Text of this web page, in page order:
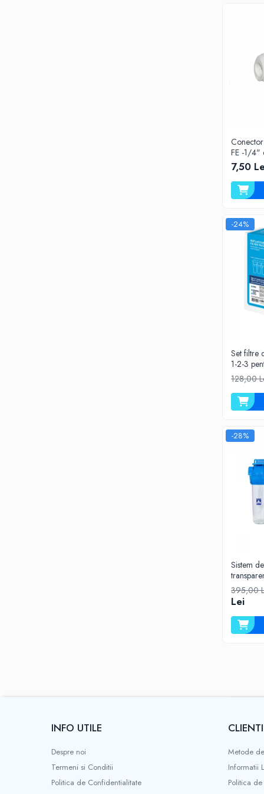
FE -1/4"
7,50
-24%
Set filtre
1-2-3
128,00
-28%
Sistem
395,00
Lei
INFO UTILE
Despre noi
Termeni si Conditii
Politica de Confidentialitate
CLIENTI
Metode
Informatii
Politica de